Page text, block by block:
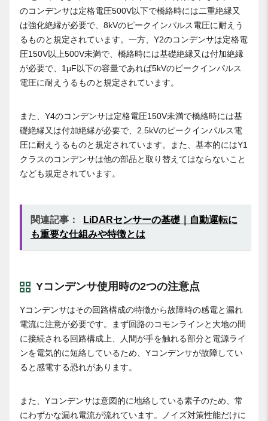
のコンデンサは定格電圧500V以下で橋絡時には二重絶縁又
は強化絶縁が必要で、8kVのピークインパルス電圧に耐えう
るものと規定されています。一方、Y2のコンデンサは定格電
圧150V以上500V未満で、橋絡時には基礎絶縁又は付加絶縁
が必要で、1μF以下の容量であれば5kVのピークインパルス
電圧に耐えうるものと規定されています。
また、Y4のコンデンサは定格電圧150V未満で橋絡時には基
礎絶縁又は付加絶縁が必要で、2.5kVのピークインパルス電
圧に耐えうるものと規定されています。また、基本的にはY1
クラスのコンデンサは他の部品と取り替えてはならないこと
なども規定されています。
関連記事：
LiDARセンサーの基礎｜自動運転に
も重要な仕組みや特徴とは
Yコンデンサ使用時の2つの注意点
Yコンデンサはその回路構成の特徴から故障時の感電と漏れ
電流に注意が必要です。まず回路のコモンラインと大地の間
に接続される回路構成上、人間が手を触れる部分と電源ライ
ンを電気的に短絡しているため、Yコンデンサが故障してい
ると感電する恐れがあります。
また、Yコンデンサは意図的に地絡している素子のため、常
にわずかな漏れ電流が流れています。ノイズ対策性能だけに